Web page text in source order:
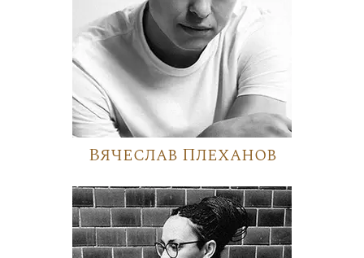
Вячеслав Плеханов